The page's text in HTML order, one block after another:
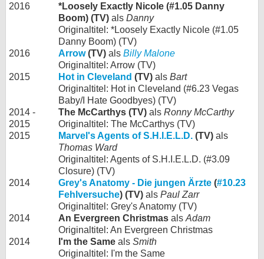
2016
*Loosely Exactly Nicole (#1.05 Danny
Boom) (TV) als Danny
Originaltitel: *Loosely Exactly Nicole (#1.05
Danny Boom) (TV)
2016
Arrow(TV) als Billy Malone
Originaltitel: Arrow (TV)
2015
Hot in Cleveland (TV) als Bart
Originaltitel: Hot in Cleveland (#6.23 Vegas
Baby/I Hate Goodbyes) (TV)
2014 -
2015
The McCarthys (TV) als Ronny McCarthy
Originaltitel: The McCarthys (TV)
2015
Marvel's Agents of S.H.I.E.L.D. (TV) als
Thomas Ward
Originaltitel: Agents of S.H.I.E.L.D. (#3.09
Closure) (TV)
2014
Grey's Anatomy - Die jungen Ärzte (#10.23
Fehlversuche) (TV) als Paul Zarr
Originaltitel: Grey's Anatomy (TV)
2014
An Evergreen Christmas als Adam
Originaltitel: An Evergreen Christmas
2014
I'm the Same als Smith
Originaltitel: I'm the Same